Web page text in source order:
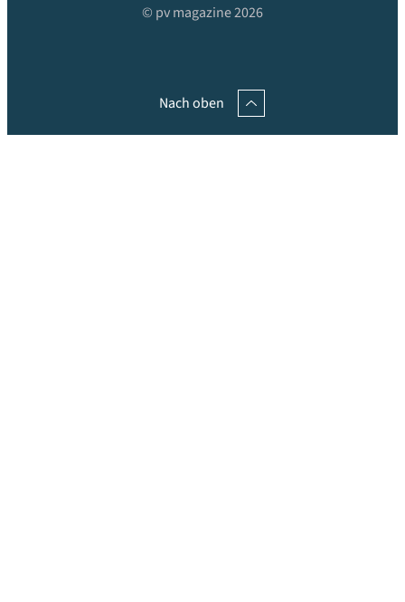
© pv magazine 2026
Nach oben